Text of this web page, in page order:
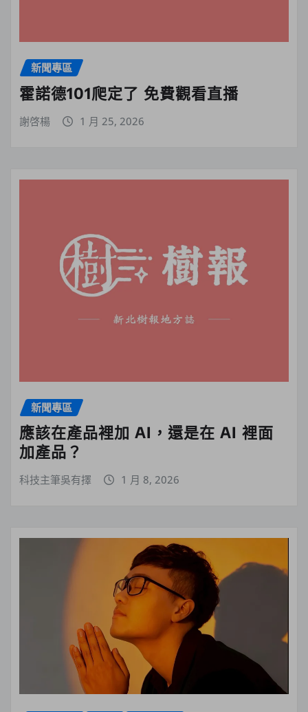
新聞專區
霍諾德101爬定了 免費觀看直播
謝啓楊 1 月 25, 2026
新聞專區
應該在產品裡加 AI，還是在 AI 裡面
加產品？
科技主筆吳有擇 1 月 8, 2026